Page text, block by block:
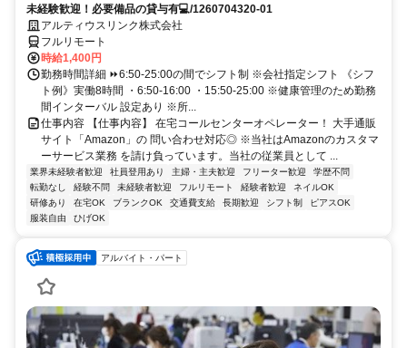
未経験歓迎！必要備品の貸与有💻/1260704320-01
アルティウスリンク株式会社
フルリモート
時給1,400円
勤務時間詳細 ⏩6:50-25:00の間でシフト制 ※会社指定シフト 《シフ
ト例》実働8時間 ・6:50-16:00 ・15:50-25:00 ※健康管理のため勤務
間インターバル 設定あり ※所...
仕事内容 【仕事内容】 在宅コールセンターオペレーター！ 大手通販
サイト「Amazon」の 問い合わせ対応◎ ※当社はAmazonのカスタマ
ーサービス業務 を請け負っています。当社の従業員として ...
業界未経験者歓迎 社員登用あり 主婦・主夫歓迎 フリーター歓迎
学歴不問
転勤なし
経験不問 未経験者歓迎 フルリモート 経験者歓迎
ネイルOK
研修あり
在宅OK ブランクOK 交通費支給 長期歓迎 シフト制
ピアスOK
服装自由
ひげOK
アルバイト・パート